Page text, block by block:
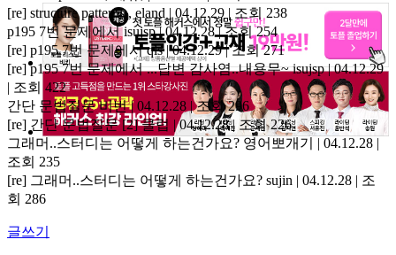
[re] structure patterns , eland | 04.12.29 | 조회 238
p195 7번 문제에서isujsp | 04.12.28 | 조회 254
[re] p195 7번 문제에서qls | 04.12.29 | 조회 271
[re] p195 7번 문제에서 ...답변 감사염..내용무~isujsp | 04.12.29
| 조회 422
간단 문법질문비번 | 04.12.28 | 조회 296
[re] 간단 문법질문[2] 클럽 | 04.12.28 | 조회 226
그래머..스터디는 어떻게 하는건가요? 영어뽀개기 | 04.12.28 |
조회 235
[re] 그래머..스터디는 어떻게 하는건가요? sujin | 04.12.28 | 조
회 286
글쓰기